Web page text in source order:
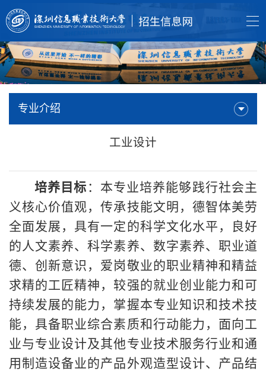
专业介绍
工业设计
培养目标 ：本专业培养能够践行社会主
义核心价值观，传承技能文明，德智体美劳
全面发展，具有一定的科学文化水平，良好
的人文素养、科学素养、数字素养、职业道
德、创新意识，爱岗敬业的职业精神和精益
求精的工匠精神，较强的就业创业能力和可
持续发展的能力，掌握本专业知识和技术技
能，具备职业综合素质和行动能力，面向工
业与专业设计及其他专业技术服务行业和通
用制造设备业的产品外观造型设计、产品结